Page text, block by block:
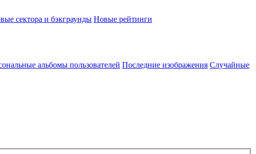
сектора и бэкграунды Новые рейтинги
альбомы пользователей Последние изображения Случайные